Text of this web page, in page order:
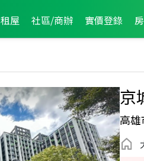
租屋 社區/商辦 實價登錄
京
高